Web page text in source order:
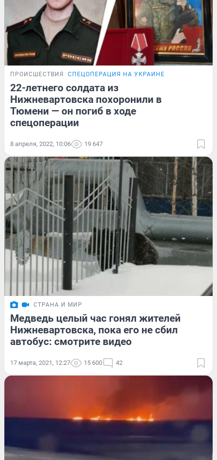
ПРОИСШЕСТВИЯ СПЕЦОПЕРАЦИЯ НА УКРАИНЕ
22-летнего солдата из
Нижневартовска похоронили в
Тюмени — он погиб в ходе
спецоперации
8 апреля, 2022, 10:06 19 647
СТРАНА И МИР
Медведь целый час гонял жителей
Нижневартовска, пока его не сбил
автобус: смотрите видео
17 марта, 2021, 12:27 15 600 42